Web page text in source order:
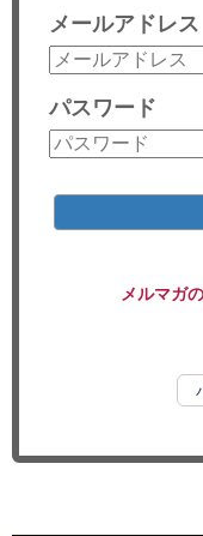
お問い合わせ
コンサルティング
リサーチ
メールアドレス
パスワード
メルマガ